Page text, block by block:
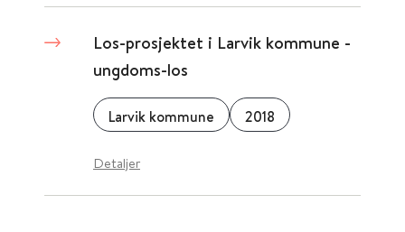
Los-prosjektet i Larvik kommune -
ungdoms-los
Larvik kommune 2018
Detaljer